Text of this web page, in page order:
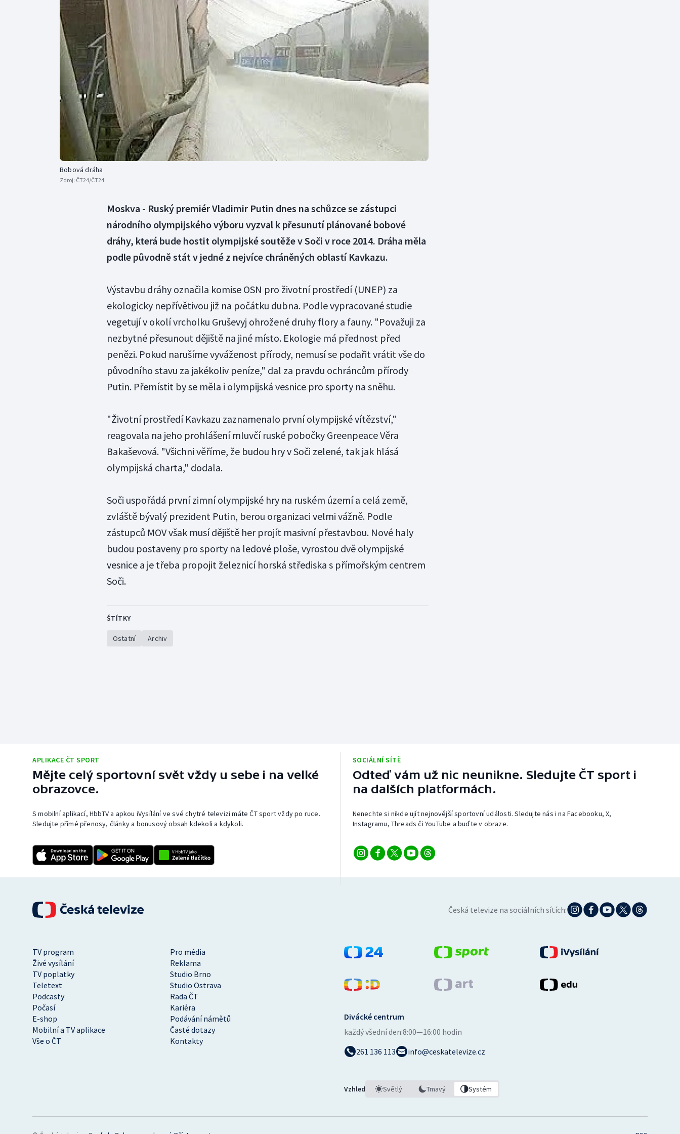
Curling
Dostihy
Florbal
Futsal
Golf
Gymnastika
Motorsport
Olympijské hry
Parasport
Triatlon
Veslování
Vodní slalom
Volejbal
Bobová dráha
Zdroj: ČT24/ČT24
Moskva - Ruský premiér Vladimir Putin dnes na schůzce se zástupci
národního olympijského výboru vyzval k přesunutí plánované bobové
dráhy, která bude hostit olympijské soutěže v Soči v roce 2014. Dráha měla
podle původně stát v jedné z nejvíce chráněných oblastí Kavkazu.
Výstavbu dráhy označila komise OSN pro životní prostředí (UNEP) za
ekologicky nepřívětivou již na počátku dubna. Podle vypracované studie
vegetují v okolí vrcholku Gruševyj ohrožené druhy flory a fauny. "Považuji za
nezbytné přesunout dějiště na jiné místo. Ekologie má přednost před
penězi. Pokud narušíme vyváženost přírody, nemusí se podařit vrátit vše do
původního stavu za jakékoliv peníze," dal za pravdu ochráncům přírody
Putin. Přemístit by se měla i olympijská vesnice pro sporty na sněhu.
"Životní prostředí Kavkazu zaznamenalo první olympijské vítězství,"
reagovala na jeho prohlášení mluvčí ruské pobočky Greenpeace Věra
Bakaševová. "Všichni věříme, že budou hry v Soči zelené, tak jak hlásá
olympijská charta," dodala.
Soči uspořádá první zimní olympijské hry na ruském území a celá země,
zvláště bývalý prezident Putin, berou organizaci velmi vážně. Podle
zástupců MOV však musí dějiště her projít masivní přestavbou. Nové haly
budou postaveny pro sporty na ledové ploše, vyrostou dvě olympijské
vesnice a je třeba propojit železnicí horská střediska s přímořským centrem
Soči.
ŠTÍTKY
Ostatní Archiv
APLIKACE ČT SPORT
Mějte celý sportovní svět vždy u sebe i na velké
obrazovce.
S mobilní aplikací, HbbTV a apkou iVysílání ve své chytré televizi máte ČT sport vždy po ruce.
Sledujte přímé přenosy, články a bonusový obsah kdekoli a kdykoli.
SOCIÁLNÍ SÍTĚ
Odteď vám už nic neunikne. Sledujte ČT sport i
na dalších platformách.
Nenechte si nikde ujít nejnovější sportovní události. Sledujte nás i na Facebooku, X,
Instagramu, Threads či YouTube a buďte v obraze.
Česká televize na sociálních sítích:
TV program
Pro média
Živé vysílání
Reklama
TV poplatky
Studio Brno
Teletext
Studio Ostrava
Podcasty
Rada ČT
Počasí
Kariéra
E-shop
Podávání námětů
Mobilní a TV aplikace
Časté dotazy
Vše o ČT
Kontakty
Divácké centrum
každý všední den:8:00—16:00 hodin
261 136 113
info@ceskatelevize.cz
Vzhled Světlý Tmavý Systém